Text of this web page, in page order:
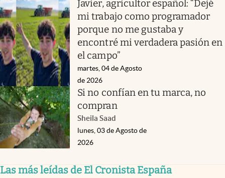
Javier, agricultor español: “Dejé
mi trabajo como programador
porque no me gustaba y
encontré mi verdadera pasión en
el campo”
martes, 04 de Agosto
de 2026
Si no confían en tu marca, no
compran
Sheila Saad
lunes, 03 de Agosto de
2026
Las más leídas de El Cronista España